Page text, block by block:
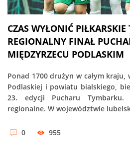
CZAS WYŁONIĆ PIŁKARSKIE
REGIONALNY FINAŁ
MIĘDZYRZECU PODLASKIM
Ponad 1700 drużyn w całym kraju,
Podlaskiej i powiatu bialskiego,
23. edycji Pucharu Tymbarku.
regionalne. W województwie
0 955